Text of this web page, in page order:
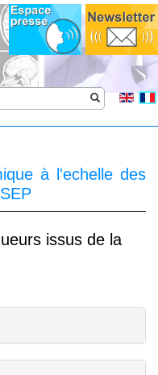
à l'echelle des
issus de la